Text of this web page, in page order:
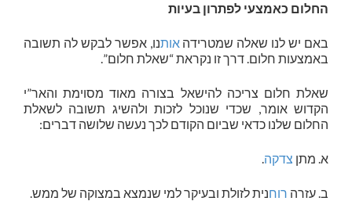
החלום כאמצעי לפתרון בעיות
באם יש לנו שאלה שמטרידהאותנו, אפשר לבקש לה תשובה
באמצעות חלום. דרך זו נקראת “שאלת חלום”.
שאלת חלום צריכה להישאל בצורה מאוד מסוימת והאר”י
הקדוש אומר, שכדי שנוכל לזכות ולהשיג תשובה לשאלת
החלום שלנו כדאי שביום הקודם לכך נעשה שלושה דברים:
א. מתן צדקה.
ב. עזרה רוחנית לזולת ובעיקר למי שנמצא במצוקה של ממש.